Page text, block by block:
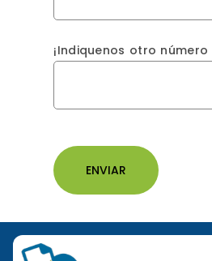
¡Indiquenos otro